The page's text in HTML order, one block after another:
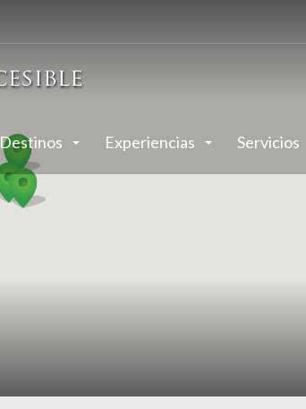
Destinos Experiencias Servicios